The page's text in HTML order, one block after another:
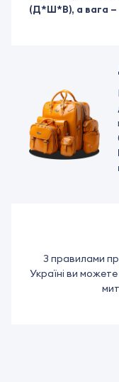
(Д*Ш*В), а вага –
З правилами
Україні ви можете